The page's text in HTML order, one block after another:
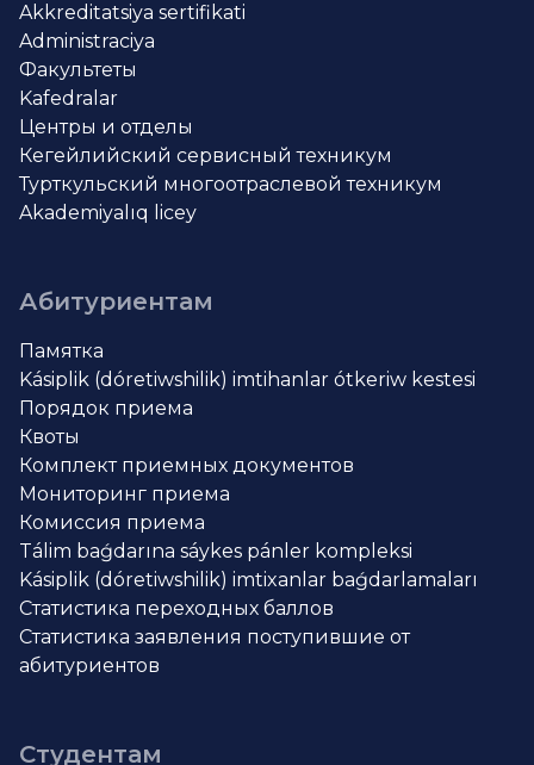
Akkreditatsiya sertifikati
Administraciya
Факультеты
Kafedralar
Центры и отделы
Кегейлийский сервисный техникум
Турткульский многоотраслевой техникум
Akademiyalıq licey
Абитуриентам
Памятка
Kásiplik (dóretiwshilik) imtihanlar ótkeriw kestesi
Порядок приема
Квоты
Комплект приемных документов
Мониторинг приема
Комиссия приема
Tálim baǵdarına sáykes pánler kompleksi
Kásiplik (dóretiwshilik) imtixanlar baǵdarlamaları
Статистика переходных баллов
Статистика заявления поступившие от
абитуриентов
Студентам